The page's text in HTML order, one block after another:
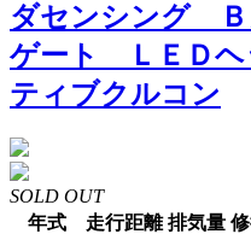
ダセンシング
ゲート ＬＥＤ
ティブクルコン
SOLD OUT
年式
走行距離 排気量